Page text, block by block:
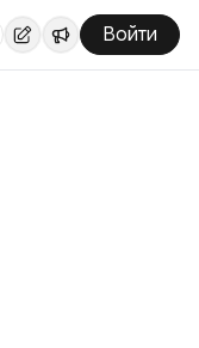
Войти